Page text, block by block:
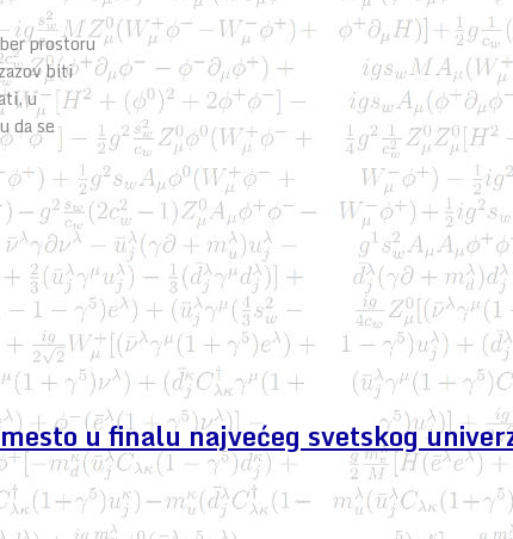
prostoru
biti
u
da se
u finalu najvećeg svetskog